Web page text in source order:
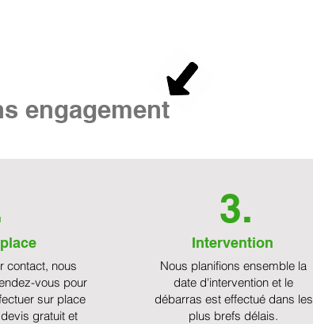
engagement
contact, nous
vous pour
sur place
gratuit et
3.
Intervention
Nous planifions ensemble la
date d'intervention et le
débarras est effectué dans les
plus brefs délais.